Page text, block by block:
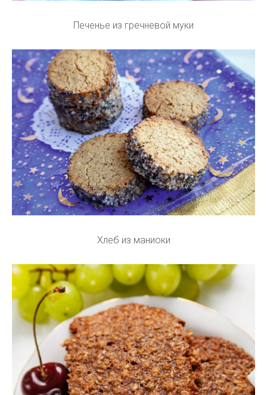
Печенье из гречневой муки
Хлеб из маниоки